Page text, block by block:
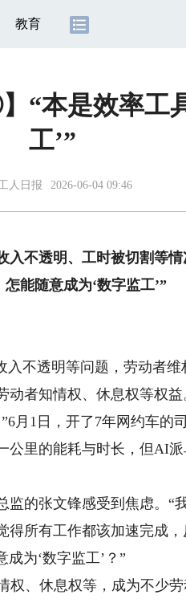
教育
“本是效率工
工’”
人日报 2026-06-04 09:46
不透明、工时被切割等情
随意成为‘数字监工’”
不透明等问题，劳动者维
者知情权、休息权等权益
月1日，开了7年网约车的
公里的能耗与时长，但AI
的张文锋感受到焦虑。“
得所有工作都该加速完成，
为‘数字监工’？”
、休息权等，成为不少劳